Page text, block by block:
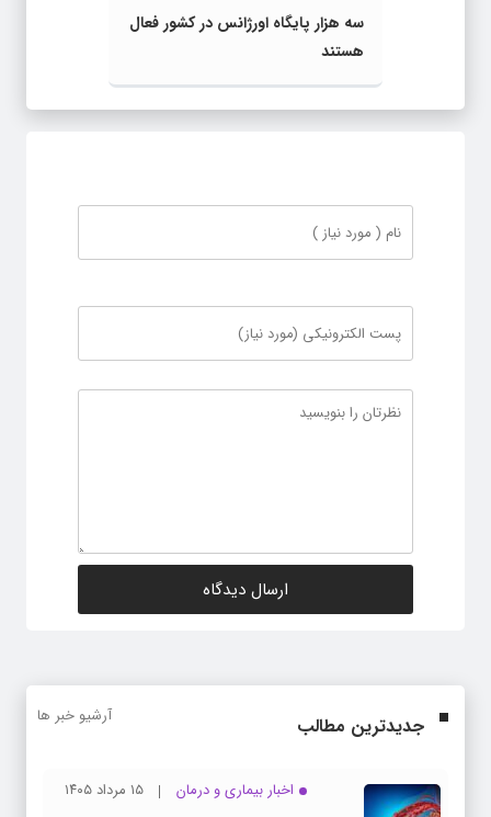
سه هزار پایگاه اورژانس در کشور فعال
هستند
جدیدترین مطالب آرشیو خبر ها
اخبار بیماری و درمان
۱۵ مرداد ۱۴۰۵